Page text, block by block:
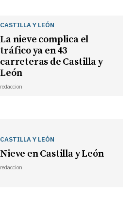
CASTILLA Y LEÓN
La nieve complica el
tráfico ya en 43
carreteras de Castilla y
León
redaccion
CASTILLA Y LEÓN
Nieve en Castilla y León
redaccion